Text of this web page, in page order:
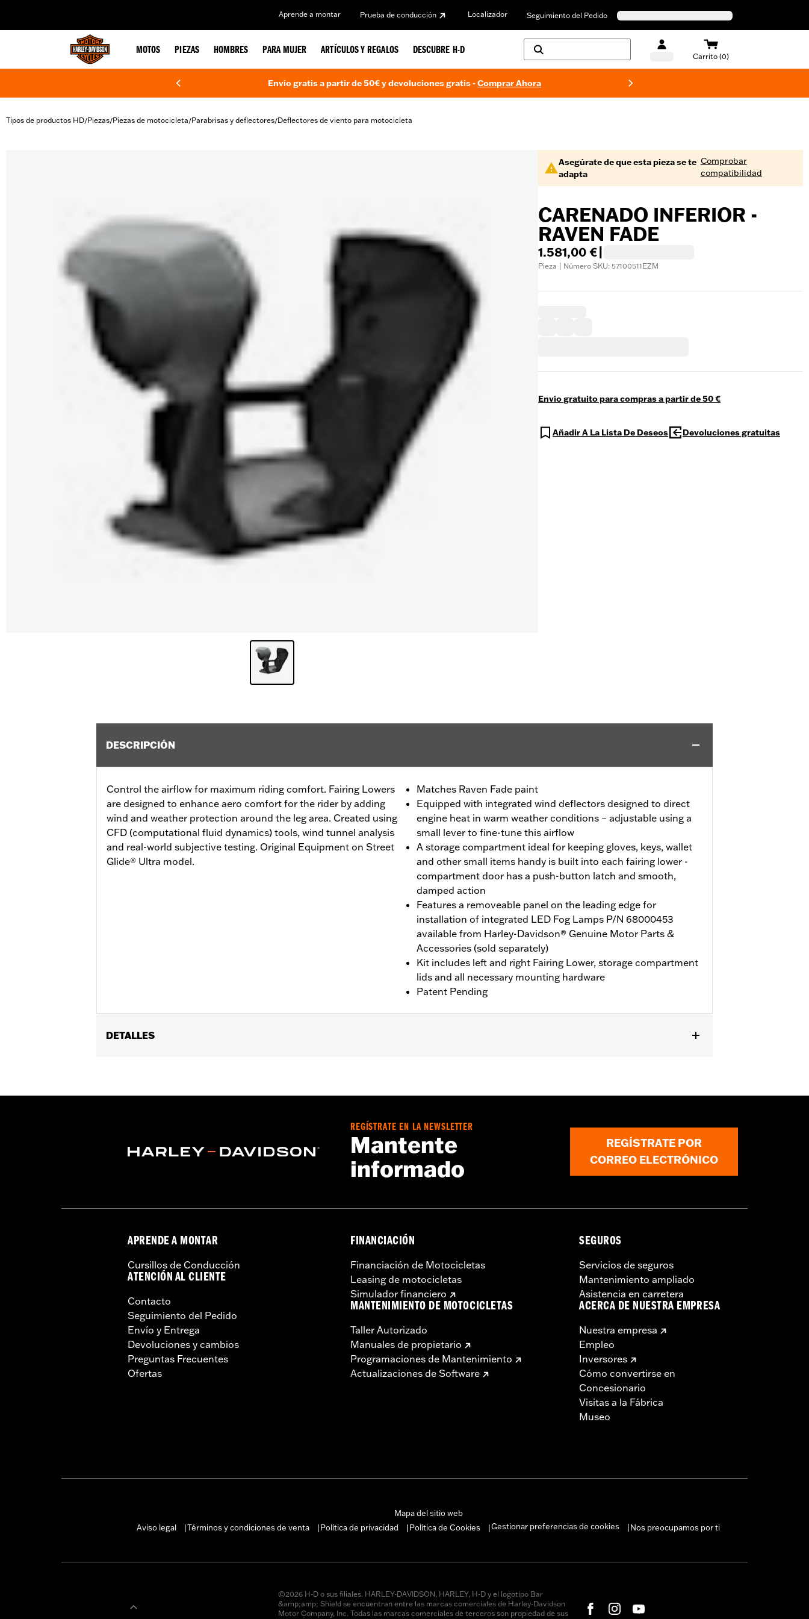
Aprende a montar Prueba de conducción Localizador Seguimiento del Pedido
MOTOS PIEZAS HOMBRES PARA MUJER ARTÍCULOS Y REGALOS DESCUBRE H-D
Carrito (0)
Envío gratis a partir de 50€ y devoluciones gratis -Comprar Ahora
Tipos de productos HD/Piezas/Piezas de motocicleta/Parabrisas y deflectores/Deflectores de viento para motocicleta
Asegúrate de que esta pieza se te
adapta
Comprobar
compatibilidad
CARENADO INFERIOR -
RAVEN FADE
1.581,00 €
Pieza | Número SKU: 57100511EZM
Envío gratuito para compras a partir de 50 €
Añadir A La Lista De Deseos Devoluciones gratuitas
DESCRIPCIÓN
Control the airflow for maximum riding comfort. Fairing Lowers
are designed to enhance aero comfort for the rider by adding
wind and weather protection around the leg area. Created using
CFD (computational fluid dynamics) tools, wind tunnel analysis
and real-world subjective testing. Original Equipment on Street
Glide® Ultra model.
Matches Raven Fade paint
Equipped with integrated wind deflectors designed to direct
engine heat in warm weather conditions – adjustable using a
small lever to fine-tune this airflow
A storage compartment ideal for keeping gloves, keys, wallet
and other small items handy is built into each fairing lower -
compartment door has a push-button latch and smooth,
damped action
Features a removeable panel on the leading edge for
installation of integrated LED Fog Lamps P/N 68000453
available from Harley-Davidson® Genuine Motor Parts &
Accessories (sold separately)
Kit includes left and right Fairing Lower, storage compartment
lids and all necessary mounting hardware
Patent Pending
DETALLES
separado del protector de motor N/P 49000284 o N/P 49000285. Los modelos Road Glide y Road Glide 3 requieren la compra
separado del protector de carenado inferior N/P 49000330 y los herrajes N/P 2708A (2 unid.), N/P 6116 (2 unid.) y N/P 4924 (2 unid.).
Instrucciones de instalación
REGÍSTRATE EN LA NEWSLETTER
Mantente
informado
REGÍSTRATE POR
CORREO ELECTRÓNICO
APRENDE A MONTAR
Cursillos de Conducción
ATENCIÓN AL CLIENTE
Contacto
Seguimiento del Pedido
Envío y Entrega
Devoluciones y cambios
Preguntas Frecuentes
Ofertas
FINANCIACIÓN
Financiación de Motocicletas
Leasing de motocicletas
Simulador financiero
MANTENIMIENTO DE MOTOCICLETAS
Taller Autorizado
Manuales de propietario
Programaciones de Mantenimiento
Actualizaciones de Software
SEGUROS
Servicios de seguros
Mantenimiento ampliado
Asistencia en carretera
ACERCA DE NUESTRA EMPRESA
Nuestra empresa
Empleo
Inversores
Cómo convertirse en
Concesionario
Visitas a la Fábrica
Museo
Mapa del sitio web
Aviso legal
Términos y condiciones de venta Política de privacidad Política de Cookies Gestionar preferencias de cookies Nos preocupamos por ti
©2026 H-D o sus filiales. HARLEY-DAVIDSON, HARLEY, H-D y el logotipo Bar
&amp;amp; Shield se encuentran entre las marcas comerciales de Harley-Davidson
Motor Company, Inc. Todas las marcas comerciales de terceros son propiedad de sus